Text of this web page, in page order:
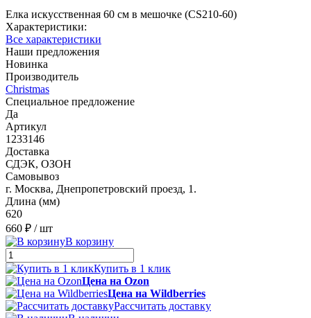
Елка искусственная 60 см в мешочке (CS210-60)
Характеристики:
Все характеристики
Наши предложения
Новинка
Производитель
Christmas
Специальное предложение
Да
Артикул
1233146
Доставка
СДЭК, ОЗОН
Самовывоз
г. Москва, Днепропетровский проезд, 1.
Длина (мм)
620
660 ₽ / шт
В корзину
Купить в 1 клик
Цена на Ozon
Цена на Wildberries
Рассчитать доставку